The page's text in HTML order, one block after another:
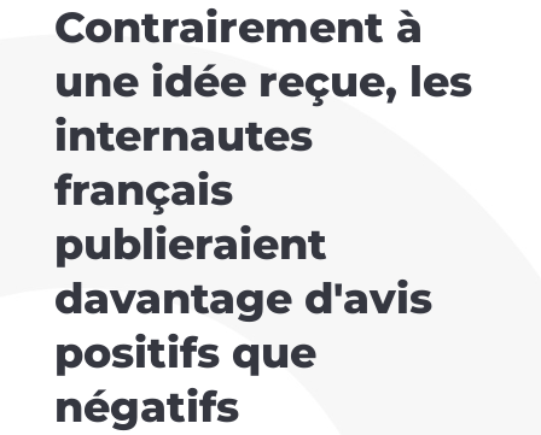
Contrairement à
une idée reçue, les
internautes
français
publieraient
davantage d'avis
positifs que
négatifs